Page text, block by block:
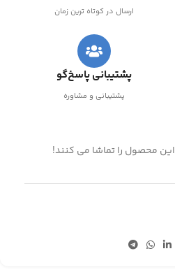
ارسال در کوتاه ترین زمان
پشتیبانی پاسخ‌گو
پشتیبانی و مشاوره
محصول را تماشا می کنند!